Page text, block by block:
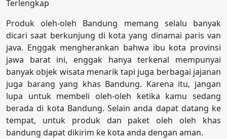
Terlengkap
Produk oleh-oleh Bandung memang selalu banyak
dicari saat berkunjung di kota yang dinamai paris van
java. Enggak mengherankan bahwa ibu kota provinsi
jawa barat ini, enggak hanya terkenal mempunyai
banyak objek wisata menarik tapi juga berbagai jajanan
juga barang yang khas Bandung. Karena itu, jangan
lupa untuk membeli oleh-oleh ketika kamu sedang
berada di kota Bandung. Selain anda dapat datang ke
tempat, untuk produk dan paket oleh oleh khas
bandung dapat dikirim ke kota anda dengan aman.